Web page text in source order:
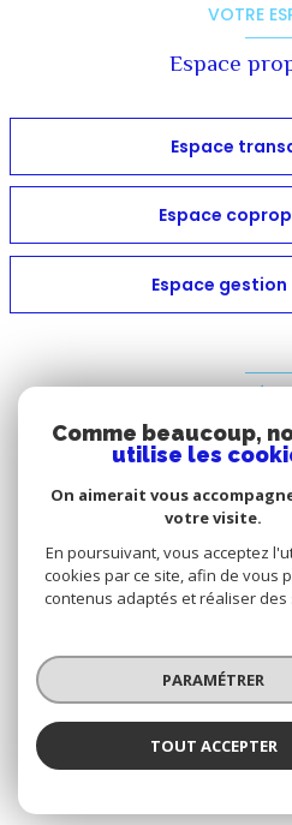
VOTRE
Espace
Espace
Espace
Espace
Nous
© 2026 | Tous
Comme beaucoup,
utilise les
On aimerait vous
votre visite.
En poursuivant, vous acceptez
cookies par ce site, afin de vous
contenus adaptés et réaliser des
PARAMÉTRER
TOUT ACCEPTER